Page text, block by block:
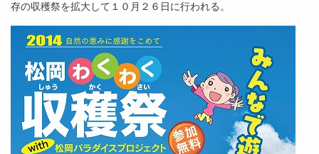
存の収穫祭を拡大して１０月２６日に行われる。